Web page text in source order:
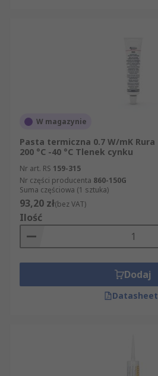
W magazynie
Pasta termiczna 0.7 W/mK Rura
200 °C -40 °C Tlenek cynku
Nr art. RS 159-315
Nr części producenta 860-150G
Suma częściowa (1 sztuka)
93,20 zł(bez VAT)
Ilość
Dodaj